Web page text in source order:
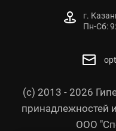
(с) 2013 - 2026
принадлежностей
ООО
г.
Пн-Сб: